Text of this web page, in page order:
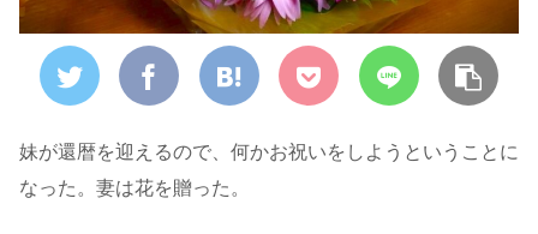
妹が還暦を迎えるので、何かお祝いをしようということに
なった。妻は花を贈った。